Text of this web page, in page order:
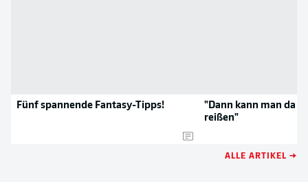
Fünf spannende Fantasy-Tipps!
"Dann kann man da
reißen"
ALLE ARTIKEL →